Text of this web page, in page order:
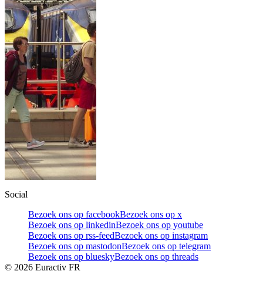
Social
Bezoek ons op facebookBezoek ons op x
Bezoek ons op linkedinBezoek ons op youtube
Bezoek ons op rss-feedBezoek ons op instagram
Bezoek ons op mastodonBezoek ons op telegram
Bezoek ons op blueskyBezoek ons op threads
© 2026 Euractiv FR